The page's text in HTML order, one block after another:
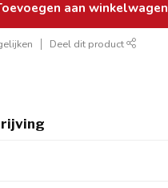
aan winkelwagen
Deel dit product